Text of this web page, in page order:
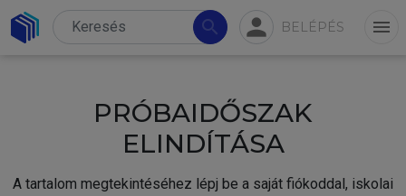
search person BELÉPÉS menu
PRÓBAIDŐSZAK
ELINDÍTÁSA
A tartalom megtekintéséhez lépj be a saját fiókoddal, iskolai